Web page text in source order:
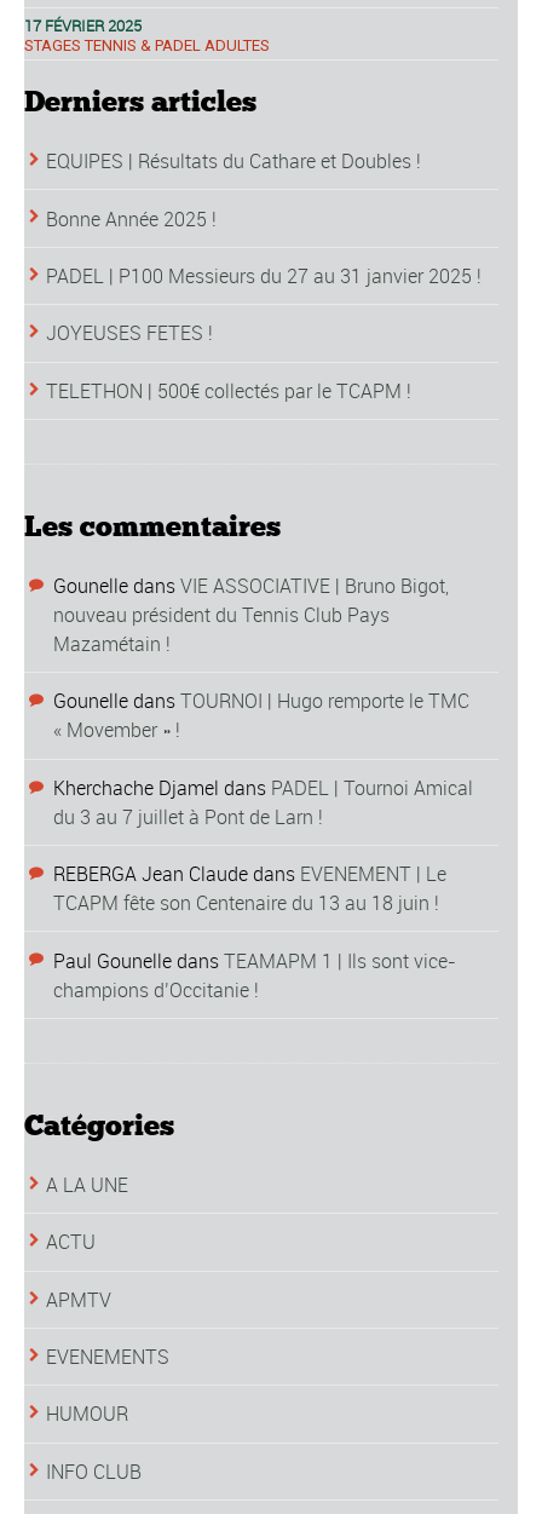
17 FÉVRIER 2025
STAGES TENNIS & PADEL ADULTES
Derniers articles
EQUIPES | Résultats du Cathare et Doubles !
Bonne Année 2025 !
PADEL | P100 Messieurs du 27 au 31 janvier 2025 !
JOYEUSES FETES !
TELETHON | 500€ collectés par le TCAPM !
Les commentaires
Gounelle dansVIE ASSOCIATIVE | Bruno Bigot,
nouveau président du Tennis Club Pays
Mazamétain !
Gounelle dansTOURNOI | Hugo remporte le TMC
« Movember » !
Kherchache Djamel dans PADEL | Tournoi Amical
du 3 au 7 juillet à Pont de Larn !
REBERGA Jean Claude dans EVENEMENT | Le
TCAPM fête son Centenaire du 13 au 18 juin !
Paul Gounelle dansTEAMAPM 1 | Ils sont vice-
champions d’Occitanie !
Catégories
A LA UNE
ACTU
APMTV
EVENEMENTS
HUMOUR
INFO CLUB